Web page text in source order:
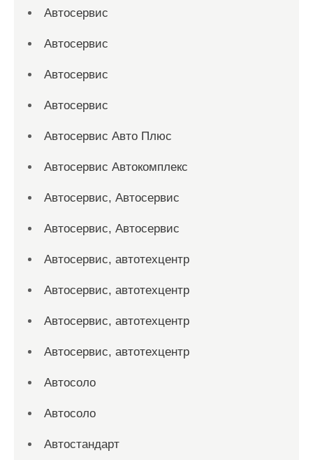
Автосервис
Автосервис
Автосервис
Автосервис
Автосервис Авто Плюс
Автосервис Автокомплекс
Автосервис, Автосервис
Автосервис, Автосервис
Автосервис, автотехцентр
Автосервис, автотехцентр
Автосервис, автотехцентр
Автосервис, автотехцентр
Автосоло
Автосоло
Автостандарт